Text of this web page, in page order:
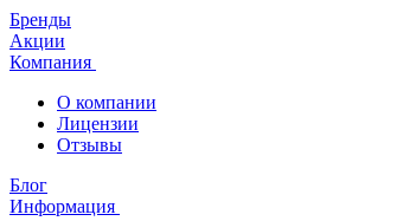
Бренды
Акции
Компания
О компании
Лицензии
Отзывы
Блог
Информация